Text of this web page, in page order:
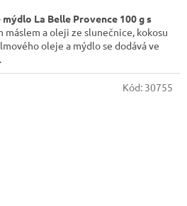
La Belle Provence 100 g s
máslem a oleji ze slunečnice, kokosu
oleje a mýdlo se dodává ve
Kód: 30755